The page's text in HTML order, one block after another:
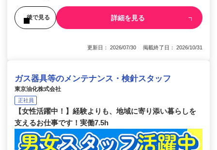
後で見る 詳細を見る
更新日： 2026/07/30 掲載終了日： 2026/10/31
ガス器具等のメンテナンス・検針スタッフ
東京油化株式会社
正社員
【女性活躍中！】経験よりも、地域に寄り添い暮らしを
支えるお仕事です！実働7.5h